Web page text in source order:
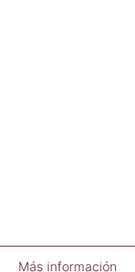
Más información